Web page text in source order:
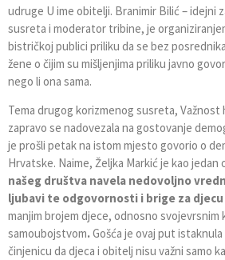
udruge U ime obitelji. Branimir Bilić – idejni
susreta i moderator tribine, je
bistričkoj publici priliku da se bez
žene o čijim su mišljenjima priliku javno
nego li ona sama.
Tema drugog korizmenog susreta,
zapravo se nadovezala na gostovanje
je prošli petak na istom mjesto govorio o
Hrvatske. Naime, Željka Markić je kao jedan
našeg društva navela nedovoljno
ljubavi te odgovornosti i brige za djecu
manjim brojem djece, odnosno svojevrsnim
samoubojstvom.Gošća je ovaj put
činjenicu da djeca i obitelj nisu važni samo